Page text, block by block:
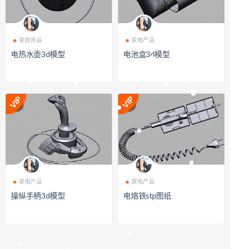
家居用品
电热水壶3d模型
家电产品
电池盒3d模型
家电产品
操纵手柄3d模型
家电产品
电烙铁stp图纸